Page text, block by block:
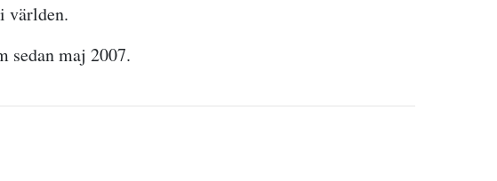
världen.
sedan maj 2007.